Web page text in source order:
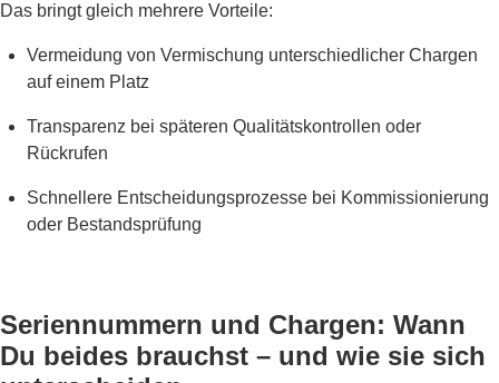
Das bringt gleich mehrere Vorteile:
Vermeidung von Vermischung unterschiedlicher Chargen
auf einem Platz
Transparenz bei späteren Qualitätskontrollen oder
Rückrufen
Schnellere Entscheidungsprozesse bei Kommissionierung
oder Bestandsprüfung
Seriennummern und Chargen: Wann
Du beides brauchst – und wie sie sich